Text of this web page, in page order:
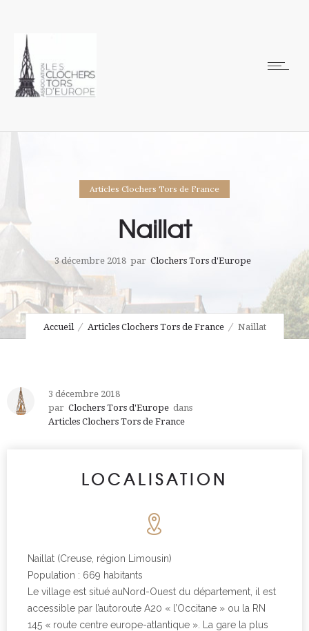
Articles Clochers Tors de France
Naillat
3 décembre 2018 par Clochers Tors d'Europe
Accueil Articles Clochers Tors de France Naillat
3 décembre 2018
par Clochers Tors d'Europe dans
Articles Clochers Tors de France
LOCALISATION
Naillat (Creuse, région Limousin)
Population : 669 habitants
Le village est situé auNord-Ouest du département, il est
accessible par l’autoroute A20 « l’Occitane » ou la RN
145 « route centre europe-atlantique ». La gare la plus